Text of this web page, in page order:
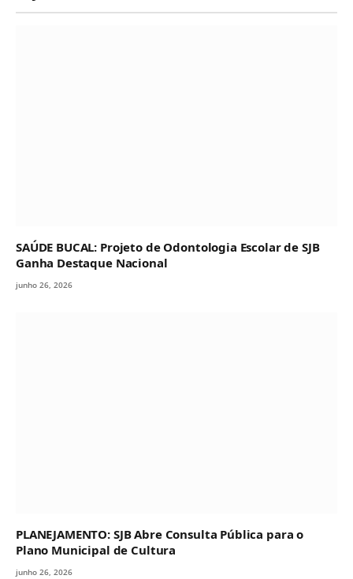
SAÚDE BUCAL: Projeto de Odontologia Escolar de SJB
Ganha Destaque Nacional
junho 26, 2026
PLANEJAMENTO: SJB Abre Consulta Pública para o
Plano Municipal de Cultura
junho 26, 2026